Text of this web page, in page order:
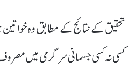
تحقیق کے نتائج کے مطابق وہ خواتین
کسی نہ کسی جسمانی سرگرمی میں